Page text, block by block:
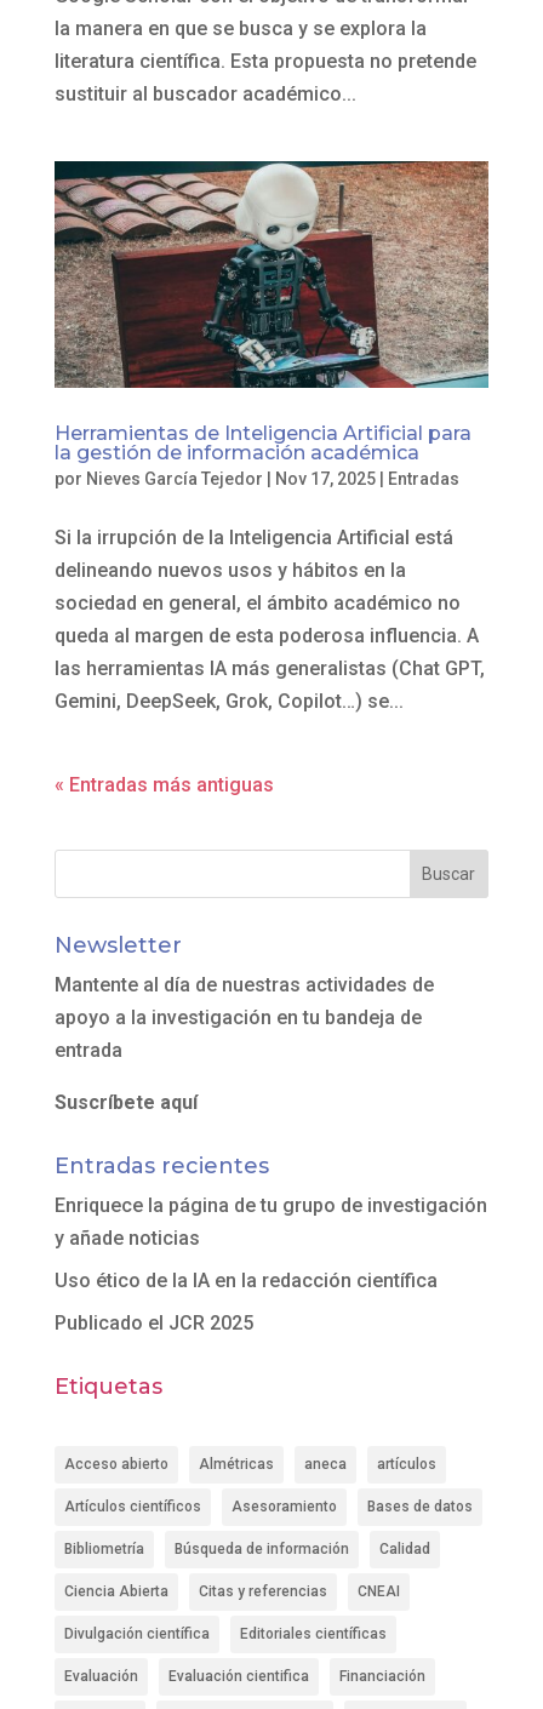
la manera en que se busca y se explora la
literatura científica. Esta propuesta no pretende
sustituir al buscador académico...
Herramientas de Inteligencia Artificial para
la gestión de información académica
por Nieves García Tejedor Nov 17, 2025| Entradas
Si la irrupción de la Inteligencia Artificial está
delineando nuevos usos y hábitos en la
sociedad en general, el ámbito académico no
queda al margen de esta poderosa influencia. A
las herramientas IA más generalistas (Chat GPT,
Gemini, DeepSeek, Grok, Copilot…) se...
« Entradas más antiguas
Newsletter
Mantente al día de nuestras actividades de
apoyo a la investigación en tu bandeja de
entrada
Suscríbete aquí
Entradas recientes
Enriquece la página de tu grupo de investigación
y añade noticias
Uso ético de la IA en la redacción científica
Publicado el JCR 2025
Etiquetas
Acceso abierto Almétricas aneca artículos
Artículos científicos Asesoramiento Bases de datos
Bibliometría Búsqueda de información Calidad
Ciencia Abierta Citas y referencias CNEAI
Divulgación científica Editoriales científicas
Evaluación Evaluación cientifica Financiación